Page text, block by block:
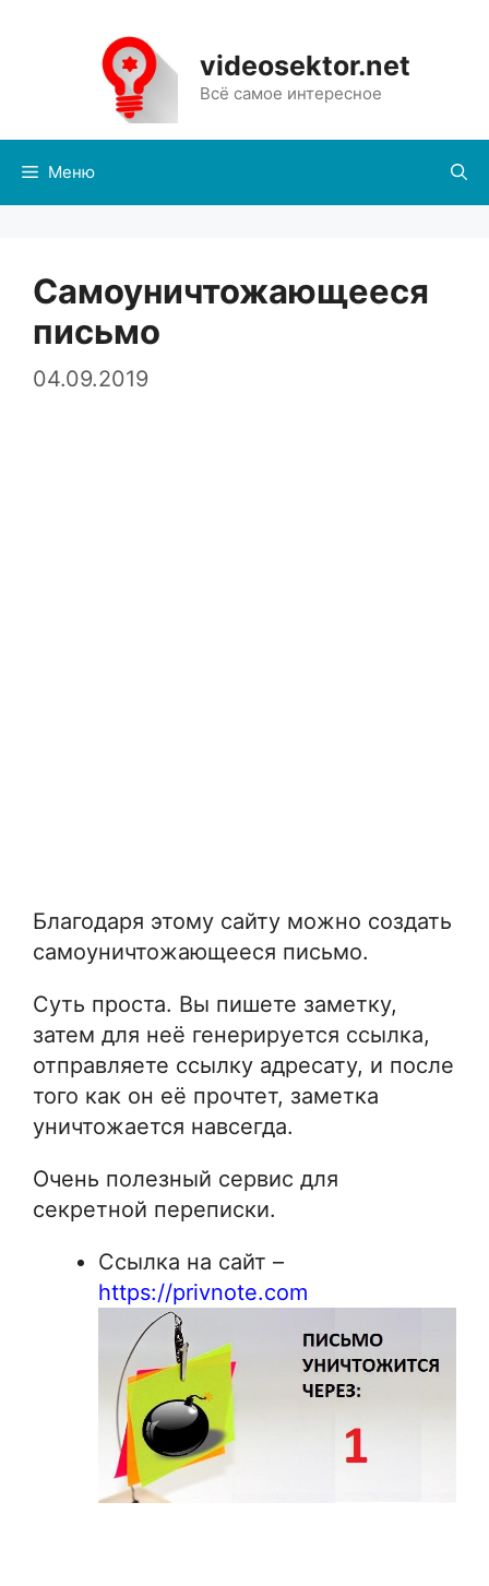
содержимому
videosektor.net
Всё самое интересное
Меню
Самоуничтожающееся
письмо
04.09.2019
Благодаря этому сайту можно создать
самоуничтожающееся письмо.
Суть проста. Вы пишете заметку,
затем для неё генерируется ссылка,
отправляете ссылку адресату, и после
того как он её прочтет, заметка
уничтожается навсегда.
Очень полезный сервис для
секретной переписки.
Ссылка на сайт –
https://privnote.com